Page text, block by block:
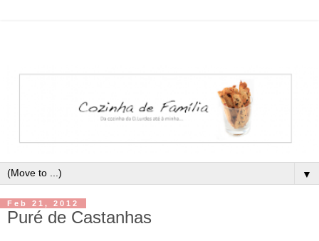
▼
Feb 21, 2012
Puré de Castanhas